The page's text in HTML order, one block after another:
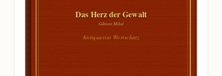
Das Herz der Gewalt
Gilmore Mikal
Antiquariat Wortschatz